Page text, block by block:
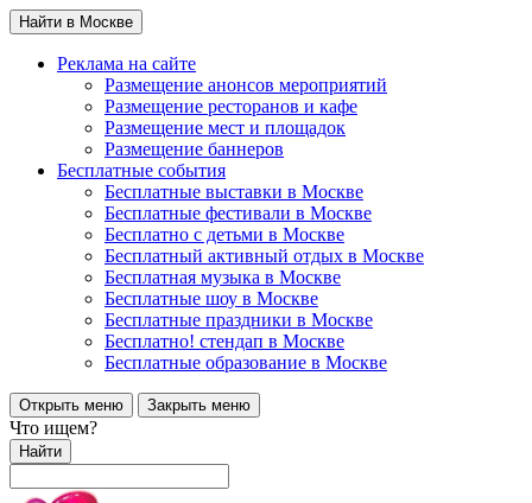
Найти в Москве
Реклама на сайте
Размещение анонсов мероприятий
Размещение ресторанов и кафе
Размещение мест и площадок
Размещение баннеров
Бесплатные события
Бесплатные выставки в Москве
Бесплатные фестивали в Москве
Бесплатно с детьми в Москве
Бесплатный активный отдых в Москве
Бесплатная музыка в Москве
Бесплатные шоу в Москве
Бесплатные праздники в Москве
Бесплатно! стендап в Москве
Бесплатные образование в Москве
Открыть меню Закрыть меню
Что ищем?
Найти